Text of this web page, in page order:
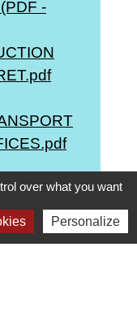
-
VTE
over what you want
Personalize